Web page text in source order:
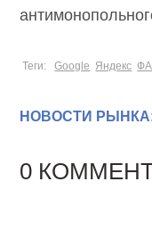
Теги: Google Яндекс
НОВОСТИ
0